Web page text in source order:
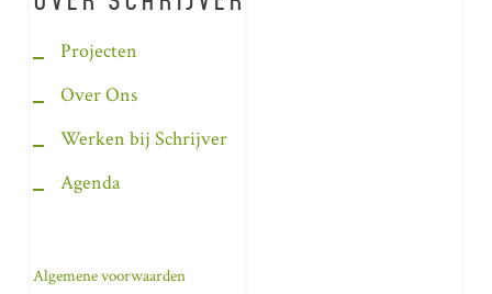
Projecten
Over Ons
Werken bij Schrijver
Agenda
Algemene voorwaarden